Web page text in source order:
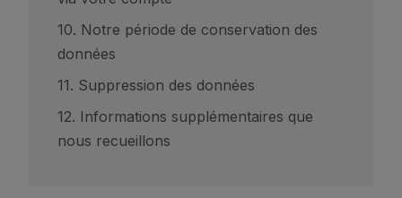
10. Notre période de conservation des
données
11. Suppression des données
12. Informations supplémentaires que
nous recueillons